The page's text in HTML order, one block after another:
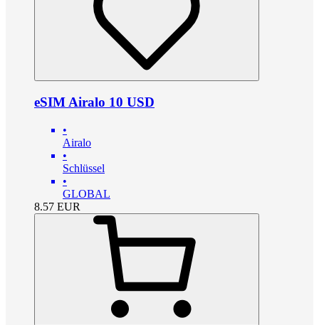
eSIM Airalo 10 USD
•
Airalo
•
Schlüssel
•
GLOBAL
8.57 EUR